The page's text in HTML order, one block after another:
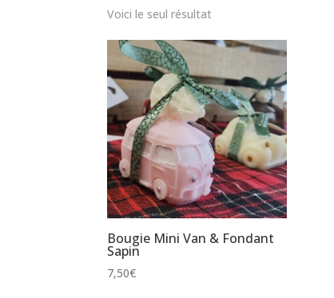
Voici le seul résultat
Bougie Mini Van & Fondant
Sapin
7,50€